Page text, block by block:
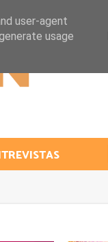
user-agent
usage